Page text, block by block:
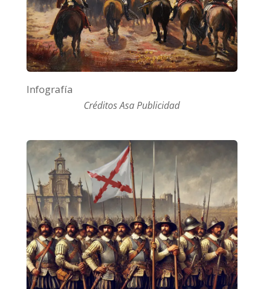
Infografía
Créditos Asa Publicidad